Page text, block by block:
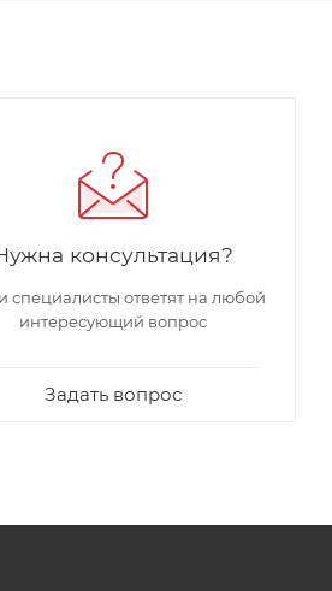
консультация?
специалисты ответят на любой
интересующий вопрос
Задать вопрос